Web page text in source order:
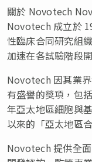
關於 Novotech
Novotech 成立於
性臨床合同研究組
加速在各試驗階段
Novotech 因其業
有盛譽的獎項，包
年亞太地區細胞與
以來的「亞太地區
Novotech 提供全